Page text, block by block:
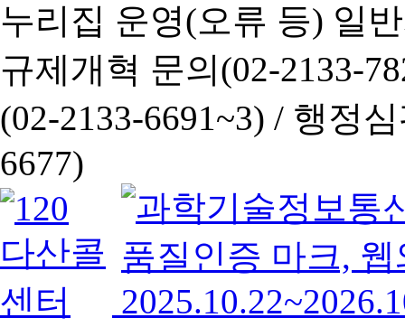
누리집 운영(오류 등) 일
규제개혁 문의(02-2133-
(02-2133-6691~3) / 행정심
6677)